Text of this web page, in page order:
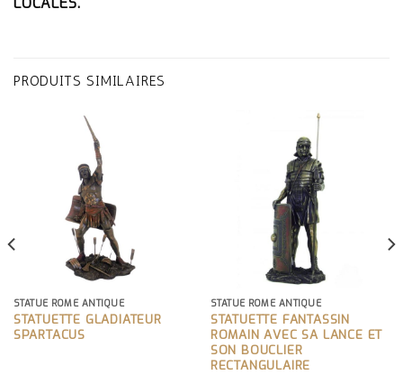
PRODUITS SIMILAIRES
STATUE ROME ANTIQUE
STATUETTE GLADIATEUR
SPARTACUS
STATUE ROME ANTIQUE
STATUETTE FANTASSIN
ROMAIN AVEC SA LANCE ET
SON BOUCLIER
RECTANGULAIRE